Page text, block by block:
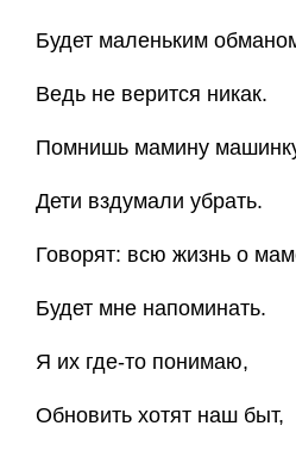
Будет маленьким
Ведь не верится никак.
Помнишь мамину
Дети вздумали убрать.
Говорят: всю жизнь о
Будет мне напоминать.
Я их где-то понимаю,
Обновить хотят наш быт,